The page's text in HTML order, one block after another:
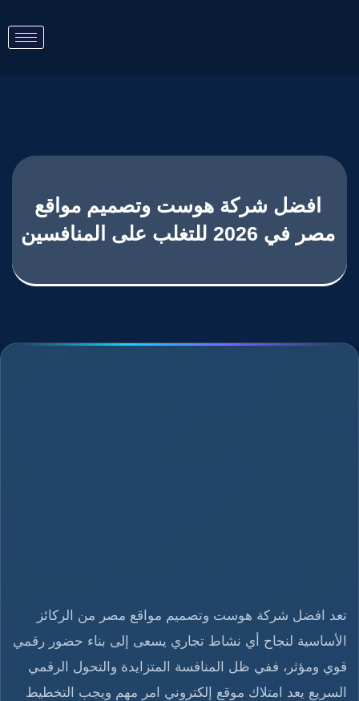
افضل شركة هوست وتصميم مواقع
مصر في 2026 للتغلب على المنافسين
تعد افضل شركة هوست وتصميم مواقع مصر من الركائز
الأساسية لنجاح أي نشاط تجاري يسعى إلى بناء حضور رقمي
قوي ومؤثر، ففي ظل المنافسة المتزايدة والتحول الرقمي
السريع يعد امتلاك موقع إلكتروني امر مهم ويجب التخطيط